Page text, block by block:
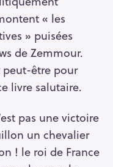
« les
» puisées
de Zemmour.
être pour
livre salutaire.
pas une victoire
un chevalier
! le roi de France